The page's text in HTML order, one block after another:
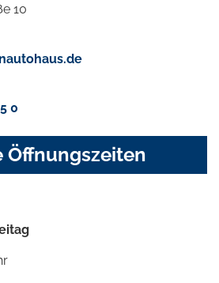
10
0
Öffnungszeiten